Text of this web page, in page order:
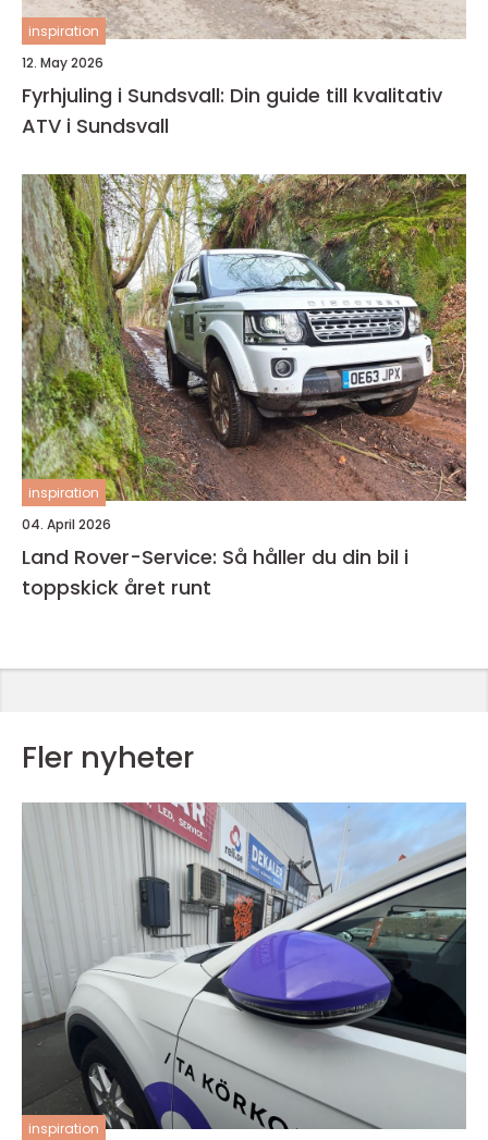
inspiration
12. May 2026
Fyrhjuling i Sundsvall: Din guide till kvalitativ
ATV i Sundsvall
inspiration
04. April 2026
Land Rover-Service: Så håller du din bil i
toppskick året runt
Fler nyheter
inspiration